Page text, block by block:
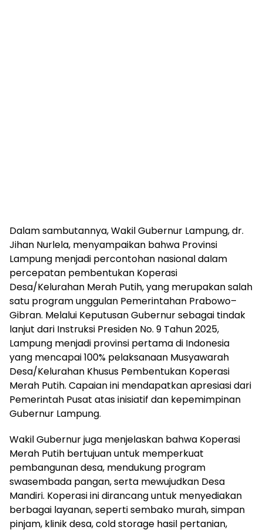
Dalam sambutannya, Wakil Gubernur Lampung, dr.
Jihan Nurlela, menyampaikan bahwa Provinsi
Lampung menjadi percontohan nasional dalam
percepatan pembentukan Koperasi
Desa/Kelurahan Merah Putih, yang merupakan salah
satu program unggulan Pemerintahan Prabowo–
Gibran. Melalui Keputusan Gubernur sebagai tindak
lanjut dari Instruksi Presiden No. 9 Tahun 2025,
Lampung menjadi provinsi pertama di Indonesia
yang mencapai 100% pelaksanaan Musyawarah
Desa/Kelurahan Khusus Pembentukan Koperasi
Merah Putih. Capaian ini mendapatkan apresiasi dari
Pemerintah Pusat atas inisiatif dan kepemimpinan
Gubernur Lampung.
Wakil Gubernur juga menjelaskan bahwa Koperasi
Merah Putih bertujuan untuk memperkuat
pembangunan desa, mendukung program
swasembada pangan, serta mewujudkan Desa
Mandiri. Koperasi ini dirancang untuk menyediakan
berbagai layanan, seperti sembako murah, simpan
pinjam, klinik desa, cold storage hasil pertanian,